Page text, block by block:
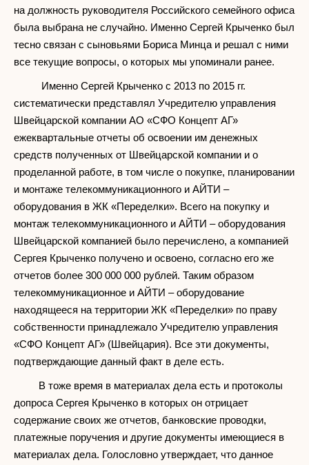
на должность руководителя Российского семейного офиса
была выбрана не случайно. Именно Сергей Крыченко был
тесно связан с сыновьями Бориса Минца и решал с ними
все текущие вопросы, о которых мы упоминали ранее.
Именно Сергей Крыченко с 2013 по 2015 гг.
систематически представлял Учредителю управления
Швейцарской компании АО «СФО Концепт АГ»
ежеквартальные отчеты об освоении им денежных
средств полученных от Швейцарской компании и о
проделанной работе, в том числе о покупке, планировании
и монтаже телекоммуникационного и АЙТИ –
оборудования в ЖК «Переделки». Всего на покупку и
монтаж телекоммуникационного и АЙТИ – оборудования
Швейцарской компанией было перечислено, а компанией
Сергея Крыченко получено и освоено, согласно его же
отчетов более 300 000 000 рублей. Таким образом
телекоммуникационное и АЙТИ – оборудование
находящееся на территории ЖК «Переделки» по праву
собственности принадлежало Учредителю управления
«СФО Концепт АГ» (Швейцария). Все эти документы,
подтверждающие данный факт в деле есть.
В тоже время в материалах дела есть и протоколы
допроса Сергея Крыченко в которых он отрицает
содержание своих же отчетов, банковские проводки,
платежные поручения и другие документы имеющиеся в
материалах дела. Голословно утверждает, что данное